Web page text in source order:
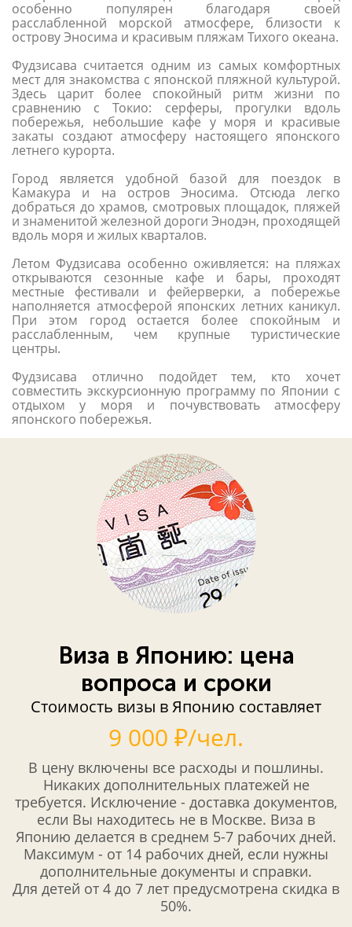
особенно популярен благодаря своей
расслабленной морской атмосфере, близости к
острову Эносима и красивым пляжам Тихого океана.
Фудзисава считается одним из самых комфортных
мест для знакомства с японской пляжной культурой.
Здесь царит более спокойный ритм жизни по
сравнению с Токио: серферы, прогулки вдоль
побережья, небольшие кафе у моря и красивые
закаты создают атмосферу настоящего японского
летнего курорта.
Город является удобной базой для поездок в
Камакура и на остров Эносима. Отсюда легко
добраться до храмов, смотровых площадок, пляжей
и знаменитой железной дороги Энодэн, проходящей
вдоль моря и жилых кварталов.
Летом Фудзисава особенно оживляется: на пляжах
открываются сезонные кафе и бары, проходят
местные фестивали и фейерверки, а побережье
наполняется атмосферой японских летних каникул.
При этом город остается более спокойным и
расслабленным, чем крупные туристические
центры.
Фудзисава отлично подойдет тем, кто хочет
совместить экскурсионную программу по Японии с
отдыхом у моря и почувствовать атмосферу
японского побережья.
Виза в Японию: цена
вопроса и сроки
Стоимость визы в Японию составляет
9 000 ₽/чел.
В цену включены все расходы и пошлины.
Никаких дополнительных платежей не
требуется. Исключение - доставка документов,
если Вы находитесь не в Москве. Виза в
Японию делается в среднем 5-7 рабочих дней.
Максимум - от 14 рабочих дней, если нужны
дополнительные документы и справки.
Для детей от 4 до 7 лет предусмотрена скидка в
50%.